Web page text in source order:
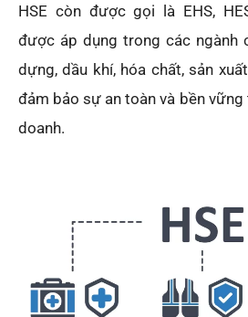
HSE còn được gọi là EHS,
được áp dụng trong các ngành
dựng, dầu khí, hóa chất, sản
đảm bảo sự an toàn và bền
doanh.